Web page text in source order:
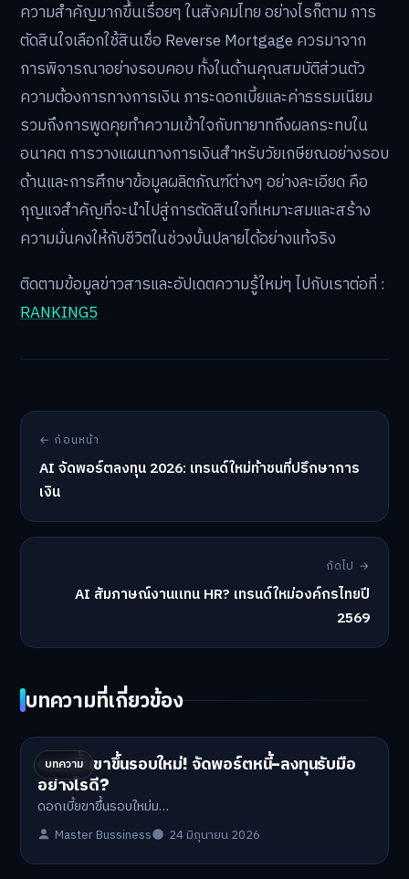
ความสำคัญมากขึ้นเรื่อยๆ ในสังคมไทย อย่างไรก็ตาม การ
ตัดสินใจเลือกใช้สินเชื่อ Reverse Mortgage ควรมาจาก
การพิจารณาอย่างรอบคอบ ทั้งในด้านคุณสมบัติส่วนตัว
ความต้องการทางการเงิน ภาระดอกเบี้ยและค่าธรรมเนียม
รวมถึงการพูดคุยทำความเข้าใจกับทายาทถึงผลกระทบใน
อนาคต การวางแผนทางการเงินสำหรับวัยเกษียณอย่างรอบ
ด้านและการศึกษาข้อมูลผลิตภัณฑ์ต่างๆ อย่างละเอียด คือ
กุญแจสำคัญที่จะนำไปสู่การตัดสินใจที่เหมาะสมและสร้าง
ความมั่นคงให้กับชีวิตในช่วงบั้นปลายได้อย่างแท้จริง
ติดตามข้อมูลข่าวสารและอัปเดตความรู้ใหม่ๆ ไปกับเราต่อที่ :
RANKING5
← ก่อนหน้า
AI จัดพอร์ตลงทุน 2026: เทรนด์ใหม่ท้าชนที่ปรึกษาการ
เงิน
ถัดไป →
AI สัมภาษณ์งานแทน HR? เทรนด์ใหม่องค์กรไทยปี
2569
บทความที่เกี่ยวข้อง
บทความ
ดอกเบี้ยขาขึ้นรอบใหม่! จัดพอร์ตหนี้-ลงทุนรับมือ
อย่างไรดี?
ดอกเบี้ยขาขึ้นรอบใหม่ม…
Master Bussiness 24 มิถุนายน 2026